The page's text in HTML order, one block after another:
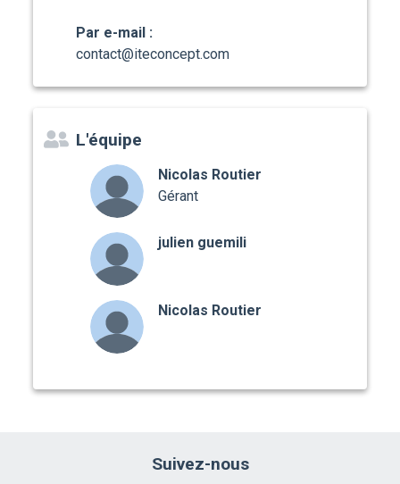
Par e-mail :
contact@iteconcept.com
L'équipe
Nicolas Routier
Gérant
julien guemili
Nicolas Routier
Suivez-nous